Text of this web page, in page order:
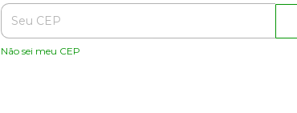
Não sei meu CEP